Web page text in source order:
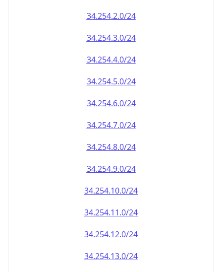
34.254.2.0/24
34.254.3.0/24
34.254.4.0/24
34.254.5.0/24
34.254.6.0/24
34.254.7.0/24
34.254.8.0/24
34.254.9.0/24
34.254.10.0/24
34.254.11.0/24
34.254.12.0/24
34.254.13.0/24